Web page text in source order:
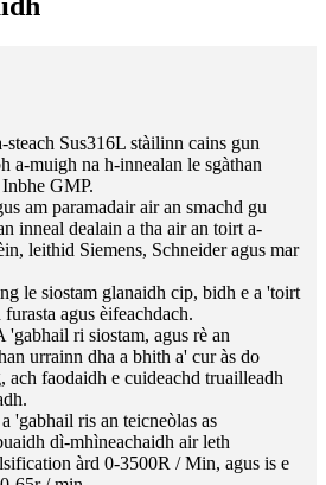
Sus316L stàilinn cains gun
a-muigh na h-innealan le sgàthan
GMP.
am paramadair air an smachd gu
inneal dealain a tha air an toirt a-
leithid Siemens, Schneider agus mar
le siostam glanaidh cip, bidh e a 'toirt
agus èifeachdach.
'gabhail ri siostam, agus rè an
urrainn dha a bhith a' cur às do
ach faodaidh e cuideachd truailleadh
'gabhail ris an teicneòlas as
dì-mhìneachaidh air leth
àrd 0-3500R / Min, agus is e